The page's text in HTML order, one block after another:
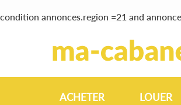
condition annonces.region =21 and
ACHETER LOUER